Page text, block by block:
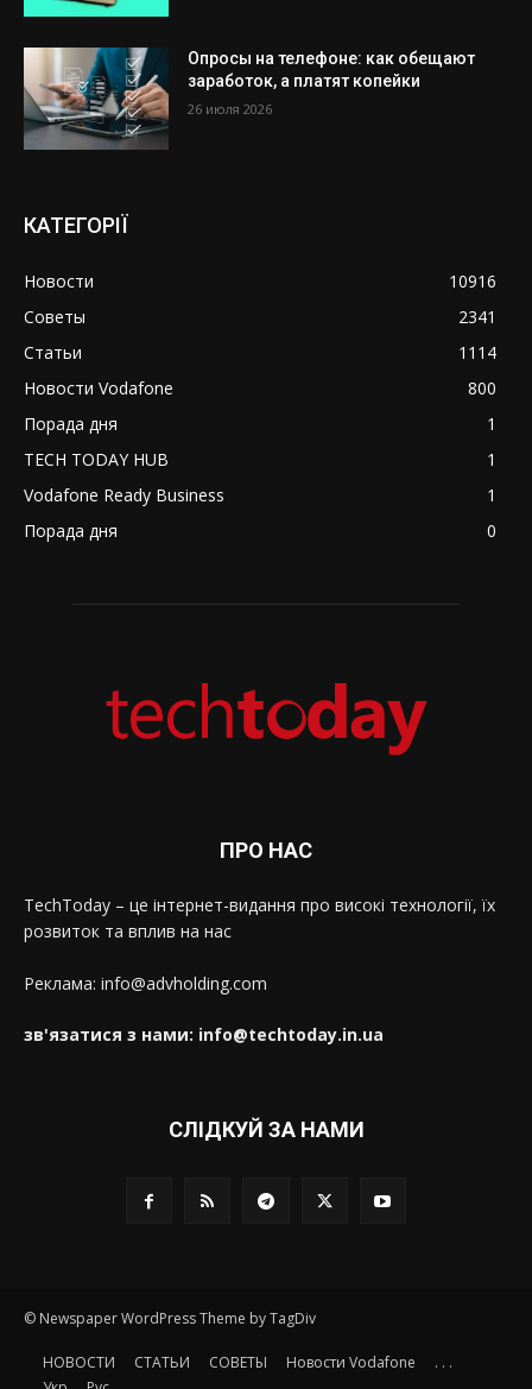
Опросы на телефоне: как обещают
заработок, а платят копейки
26 июля 2026
КАТЕГОРІЇ
Новости
10916
Советы
2341
Статьи
1114
Новости Vodafone
800
Порада дня
1
TECH TODAY HUB
1
Vodafone Ready Business
1
Порада дня
0
ПРО НАС
TechToday – це інтернет-видання про високі технології, їх
розвиток та вплив на нас
Реклама: info@advholding.com
зв'язатися з нами: info@techtoday.in.ua
СЛІДКУЙ ЗА НАМИ
© Newspaper WordPress Theme by TagDiv
НОВОСТИ СТАТЬИ СОВЕТЫ Новости Vodafone
. . .